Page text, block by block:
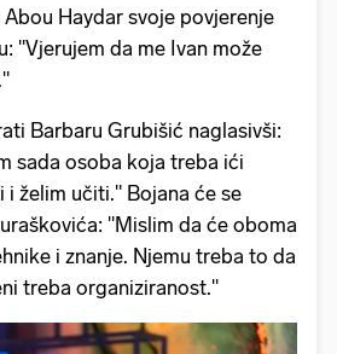
Haydar svoje povjerenje
"Vjerujem da me Ivan može
Barbaru Grubišić naglasivši:
sada osoba koja treba ići
želim učiti." Bojana će se
"Mislim da će oboma
i znanje. Njemu treba to da
treba organiziranost."